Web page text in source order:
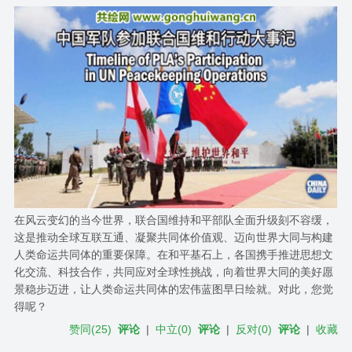
在风云变幻的当今世界，联合国维持和平部队全面升级刻不容缓，
这是推动全球互联互通、凝聚共同体价值观、迈向世界大同与构建
人类命运共同体的重要保障。在和平基石上，各国携手推进思想文
化交流、科技合作，共同应对全球性挑战，向着世界大同的美好愿
景稳步迈进，让人类命运共同体的宏伟蓝图早日绘就。对此，您觉
得呢？
赞同(25) 评论 |中立(0) 评论 | 反对(0) 评论 |收藏